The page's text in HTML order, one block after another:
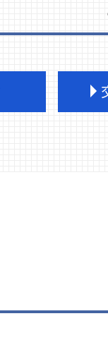
交
交
交
交